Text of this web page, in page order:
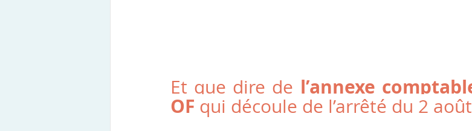
Et que dire de l’annexe
OF qui découle de l’arrêté du 2